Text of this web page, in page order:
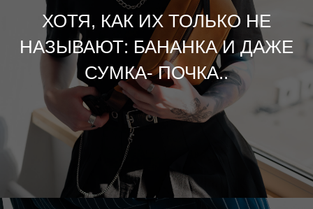
ХОТЯ, КАК ИХ ТОЛЬКО НЕ
НАЗЫВАЮТ: БАНАНКА И ДАЖЕ
СУМКА- ПОЧКА..